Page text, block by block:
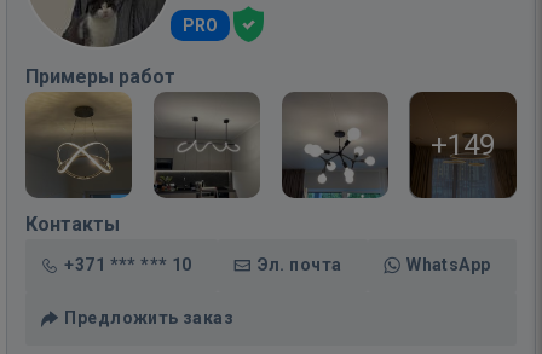
PRO
Примеры работ
+149
Контакты
+371 *** *** 10 Эл. почта WhatsApp
Предложить заказ